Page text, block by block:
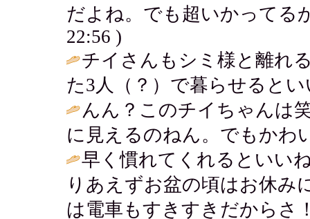
だよね。でも超いかってる
22:56 )
チイさんもシミ様と離れ
た3人（？）で暮らせると
んん？このチイちゃんは
に見えるのねん。でもかわ
早く慣れてくれるといい
りあえずお盆の頃はお休み
は電車もすきすきだからさ